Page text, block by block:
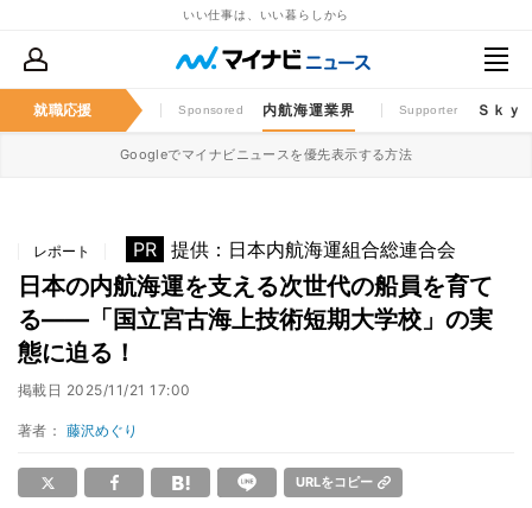
いい仕事は、いい暮らしから
就職応援
ホンネ 就活準備 Sponsored 内航海運業界 Supporter Ｓｋｙ
Googleでマイナビニュースを優先表示する方法
レポート PR 提供：日本内航海運組合総連合会
日本の内航海運を支える次世代の船員を育て
る——「国立宮古海上技術短期大学校」の実
態に迫る！
掲載日 2025/11/21 17:00
著者： 藤沢めぐり
URLをコピー